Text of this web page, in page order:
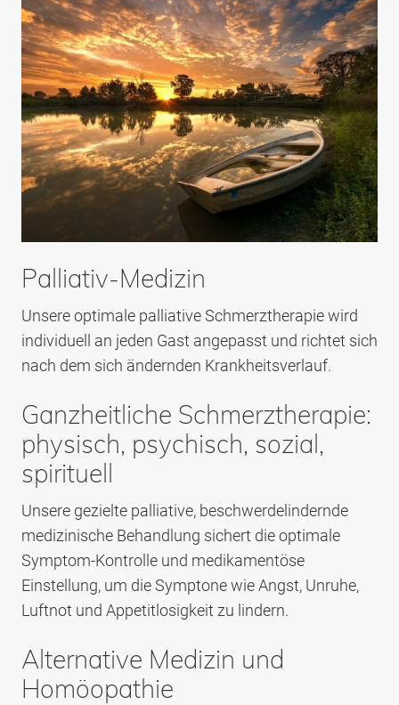
Palliativ-Medizin
Unsere optimale palliative Schmerztherapie wird
individuell an jeden Gast angepasst und richtet sich
nach dem sich ändernden Krankheitsverlauf.
Ganzheitliche Schmerztherapie:
physisch, psychisch, sozial,
spirituell
Unsere gezielte palliative, beschwerdelindernde
medizinische Behandlung sichert die optimale
Symptom-Kontrolle und medikamentöse
Einstellung, um die Symptone wie Angst, Unruhe,
Luftnot und Appetitlosigkeit zu lindern.
Alternative Medizin und
Homöopathie